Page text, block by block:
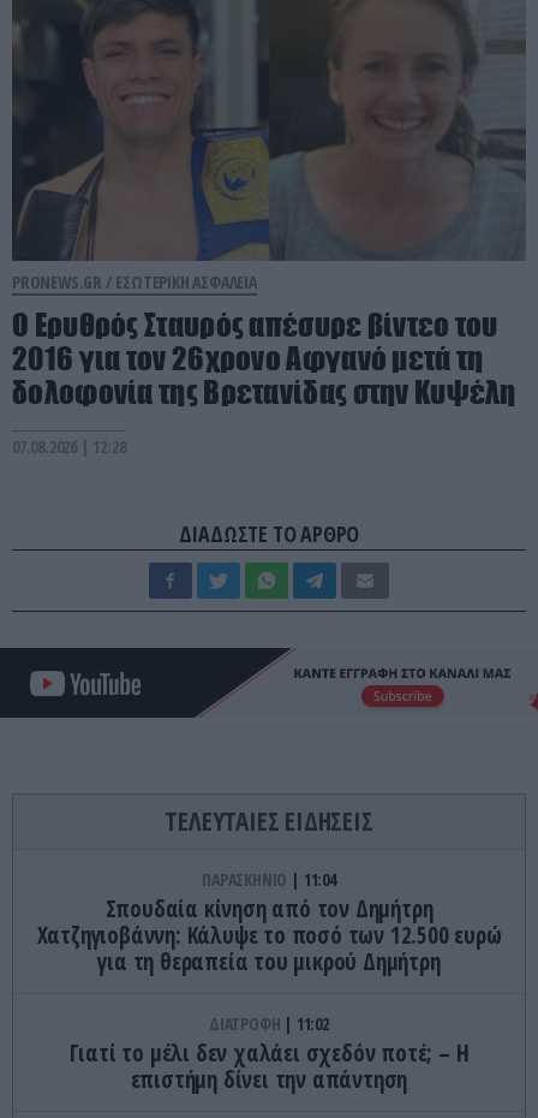
PRONEWS.GR / ΕΣΩΤΕΡΙΚΗ ΑΣΦΑΛΕΙΑ
Ο Ερυθρός Σταυρός απέσυρε βίντεο του
2016 για τον 26χρονο Αφγανό μετά τη
δολοφονία της Βρετανίδας στην Κυψέλη
07.08.2026 | 12:28
ΔΙΑΔΩΣΤΕ ΤΟ ΑΡΘΡΟ
ΤΕΛΕΥΤΑΙΕΣ ΕΙΔΗΣΕΙΣ
ΠΑΡΑΣΚΗΝΙΟ 11:04
Σπουδαία κίνηση από τον Δημήτρη
Χατζηγιοβάννη: Κάλυψε το ποσό των 12.500 ευρώ
για τη θεραπεία του μικρού Δημήτρη
ΔΙΑΤΡΟΦΗ 11:02
Γιατί το μέλι δεν χαλάει σχεδόν ποτέ; – Η
επιστήμη δίνει την απάντηση